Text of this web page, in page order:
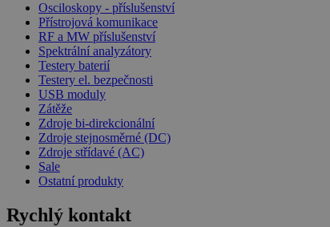
Osciloskopy - příslušenství
Přístrojová komunikace
RF a MW příslušenství
Spektrální analyzátory
Testery baterií
Testery el. bezpečnosti
USB moduly
Zátěže
Zdroje bi-direkcionální
Zdroje stejnosměrné (DC)
Zdroje střídavé (AC)
Sale
Ostatní produkty
Rychlý kontakt